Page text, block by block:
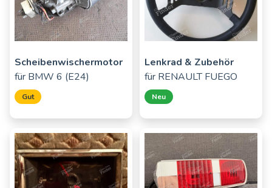
Scheibenwischermotor
für BMW 6 (E24)
Gut
Lenkrad & Zubehör
für RENAULT FUEGO
Neu